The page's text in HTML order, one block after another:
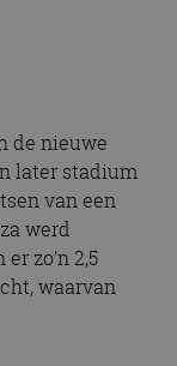
de nieuwe
later stadium
van een
werd
zo’n 2,5
waarvan